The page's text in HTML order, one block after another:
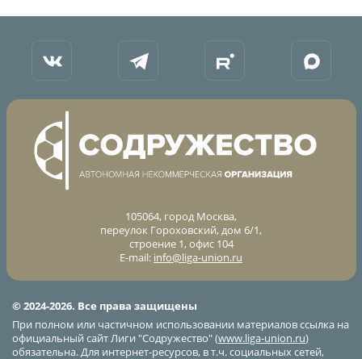
Статистика
Дисквалификации
О турнире
Архив турниров
Регламентирующие документы
105064, город Москва,
переулок Гороховский, дом 6/1,
строение 1, офис 104
E-mail: info@liga-union.ru
© 2024-2026. Все права защищены
При полном или частичном использовании материалов ссылка на
официальный сайт Лиги "Содружество" (www.liga-union.ru)
обязательна. Для интернет-ресурсов, в т.ч. социальных сетей,